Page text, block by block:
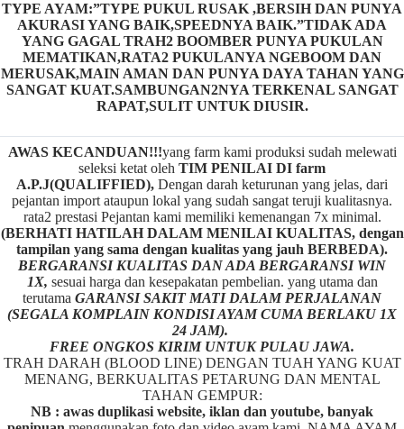
TYPE AYAM:”TYPE PUKUL RUSAK ,BERSIH DAN PUNYA
AKURASI YANG BAIK,SPEEDNYA BAIK.”TIDAK ADA
YANG GAGAL TRAH2 BOOMBER PUNYA PUKULAN
MEMATIKAN,RATA2 PUKULANYA NGEBOOM DAN
MERUSAK,MAIN AMAN DAN PUNYA DAYA TAHAN YANG
SANGAT KUAT.SAMBUNGAN2NYA TERKENAL SANGAT
RAPAT,SULIT UNTUK DIUSIR.
AWAS KECANDUAN!!!yang farm kami produksi sudah melewati
seleksi ketat oleh TIM PENILAI DI farm
A.P.J(QUALIFFIED), Dengan darah keturunan yang jelas, dari
pejantan import ataupun lokal yang sudah sangat teruji kualitasnya.
rata2 prestasi Pejantan kami memiliki kemenangan 7x minimal.
(BERHATI HATILAH DALAM MENILAI KUALITAS, dengan
tampilan yang sama dengan kualitas yang jauh BERBEDA).
BERGARANSI KUALITAS DAN ADA BERGARANSI WIN
1X, sesuai harga dan kesepakatan pembelian. yang utama dan
terutama GARANSI SAKIT MATI DALAM PERJALANAN
(SEGALA KOMPLAIN KONDISI AYAM CUMA BERLAKU 1X
24 JAM).
FREE ONGKOS KIRIM UNTUK PULAU JAWA.
TRAH DARAH (BLOOD LINE) DENGAN TUAH YANG KUAT
MENANG, BERKUALITAS PETARUNG DAN MENTAL
TAHAN GEMPUR:
NB : awas duplikasi website, iklan dan youtube, banyak